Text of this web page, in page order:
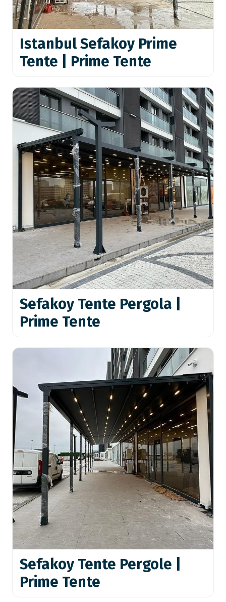
Istanbul Sefakoy Prime
Tente | Prime Tente
Sefakoy Tente Pergola |
Prime Tente
Sefakoy Tente Pergole |
Prime Tente